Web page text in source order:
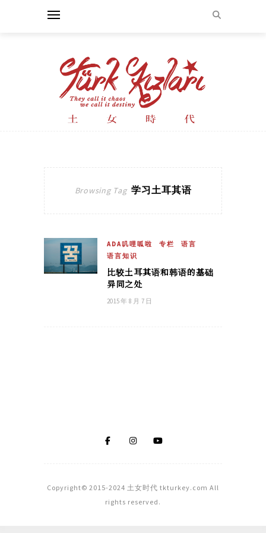
Browsing Tag 学习土耳其语
ADA叽哩呱啦 专栏
语言
语言知识
比较土耳其语和韩语的基础
异同之处
2015 年 8 月 7 日
Copyright© 2015-2024 土女时代 tkturkey.com All
rights reserved.